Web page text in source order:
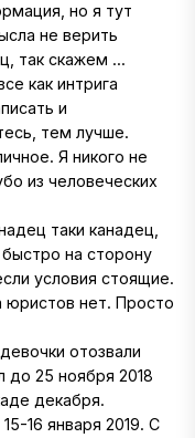
но я тут
не верить
так скажем ...
как интрига
и
тем лучше.
Я никого не
из человеческих
таки канадец,
на сторону
условия стоящие.
юристов нет. Просто
отозвали
до 25 ноября 2018
декабря.
16 января 2019. С